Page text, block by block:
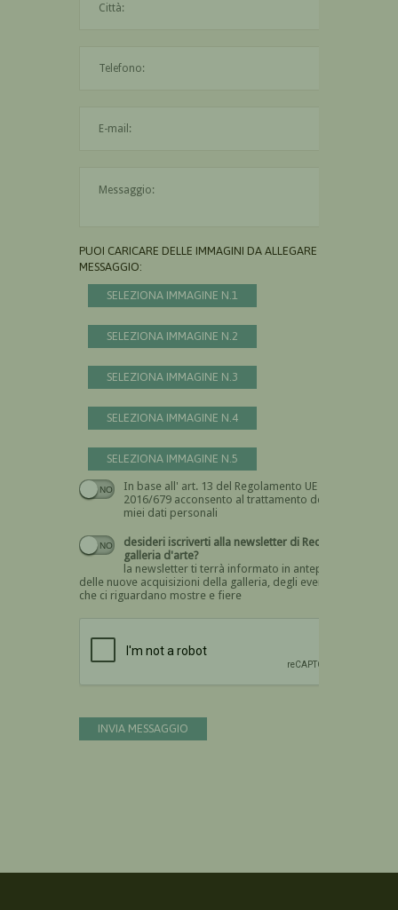
PUOI CARICARE DELLE IMMAGINI DA ALLEGARE AL
MESSAGGIO:
SELEZIONA IMMAGINE N.1
SELEZIONA IMMAGINE N.2
SELEZIONA IMMAGINE N.3
SELEZIONA IMMAGINE N.4
SELEZIONA IMMAGINE N.5
In base all' art. 13 del Regolamento UE n.
2016/679 acconsento al trattamento dei
miei dati personali
Devi dare il consenso
desideri iscriverti alla newsletter di Recta
galleria d'arte?
la newsletter ti terrà informato in anteprima
delle nuove acquisizioni della galleria, degli eventi
che ci riguardano mostre e fiere
INVIA MESSAGGIO